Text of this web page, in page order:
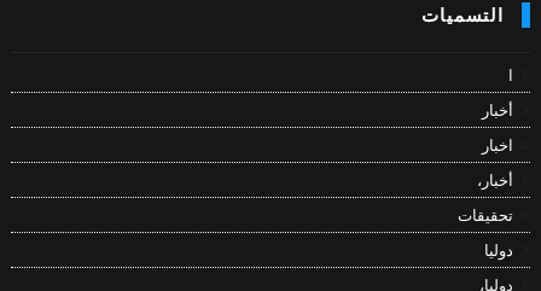
التسميات
أخبار
اخبار
أخبار،
تحقيقات
دوليا
دوليا،